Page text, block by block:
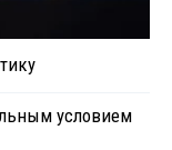
условием